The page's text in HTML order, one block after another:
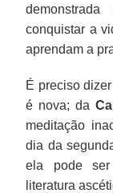
conquistar a
aprendam a
É preciso
é nova; da
meditação
dia da
ela pode ser
literatura